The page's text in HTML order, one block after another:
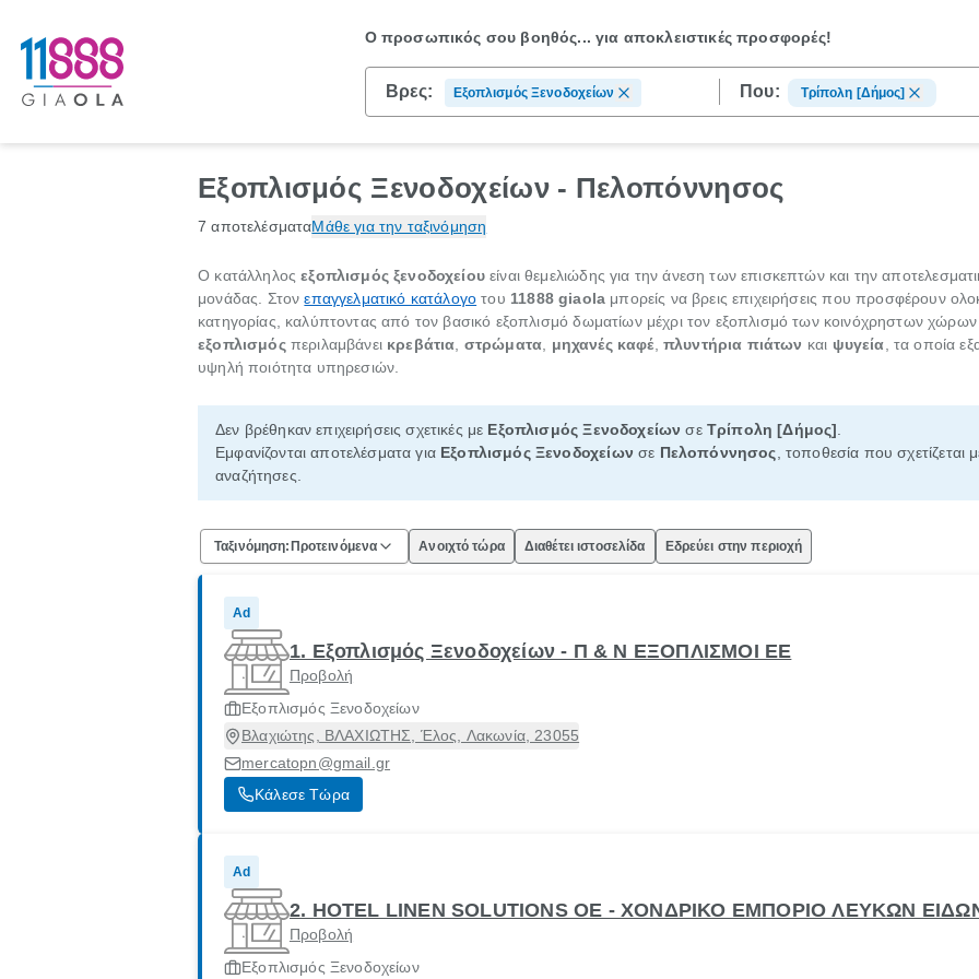
Ο προσωπικός σου βοηθός...για αποκλειστικές προσφορές!
Βρες: Εξοπλισμός Ξενοδοχείων Που: Τρίπολη [Δήμος]
Εξοπλισμός Ξενοδοχείων - Πελοπόννησος
7 αποτελέσματαΜάθε για την ταξινόμηση
Ο κατάλληλοςεξοπλισμός ξενοδοχείουείναι θεμελιώδης για την άνεση των επισκεπτών και την
μονάδας. Στονεπαγγελματικό κατάλογο του 11888giaola μπορείς να βρεις επιχειρήσεις που προσφέρουν
κατηγορίας, καλύπτοντας από τον βασικό εξοπλισμό δωματίων μέχρι τον εξοπλισμό των κοινόχρηστων
εξοπλισμόςπεριλαμβάνει κρεβάτια στρώματα μηχανές καφέ πλυντήρια πιάτων και ψυγεία , τα οποία
υψηλή ποιότητα υπηρεσιών.
Δεν βρέθηκαν επιχειρήσεις σχετικές με Εξοπλισμός Ξενοδοχείων σε Τρίπολη [Δήμος]
Εμφανίζονται αποτελέσματα για Εξοπλισμός Ξενοδοχείων σε Πελοπόννησος , τοποθεσία που
αναζήτησες.
Ταξινόμηση: Προτεινόμενα Ανοιχτό τώρα Διαθέτει ιστοσελίδα Εδρεύει στην περιοχή
Ad
1. Εξοπλισμός Ξενοδοχείων - Π & Ν ΕΞΟΠΛΙΣΜΟΙ ΕΕ
Προβολή
Εξοπλισμός Ξενοδοχείων
Βλαχιώτης, ΒΛΑΧΙΩΤΗΣ, Έλος, Λακωνία, 23055
mercatopn@gmail.gr
Κάλεσε Τώρα
Ad
2. HOTEL LINEN SOLUTIONS OE - ΧΟΝΔΡΙΚΟ ΕΜΠΟΡΙΟ ΛΕΥΚΩΝ
Προβολή
Εξοπλισμός Ξενοδοχείων